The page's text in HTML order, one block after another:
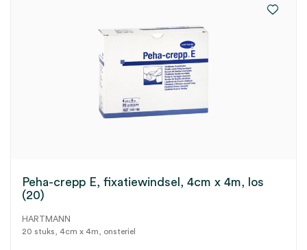
Peha-crepp E, fixatiewindsel, 4cm x 4m, los
(20)
HARTMANN
20 stuks, 4cm x 4m, onsteriel